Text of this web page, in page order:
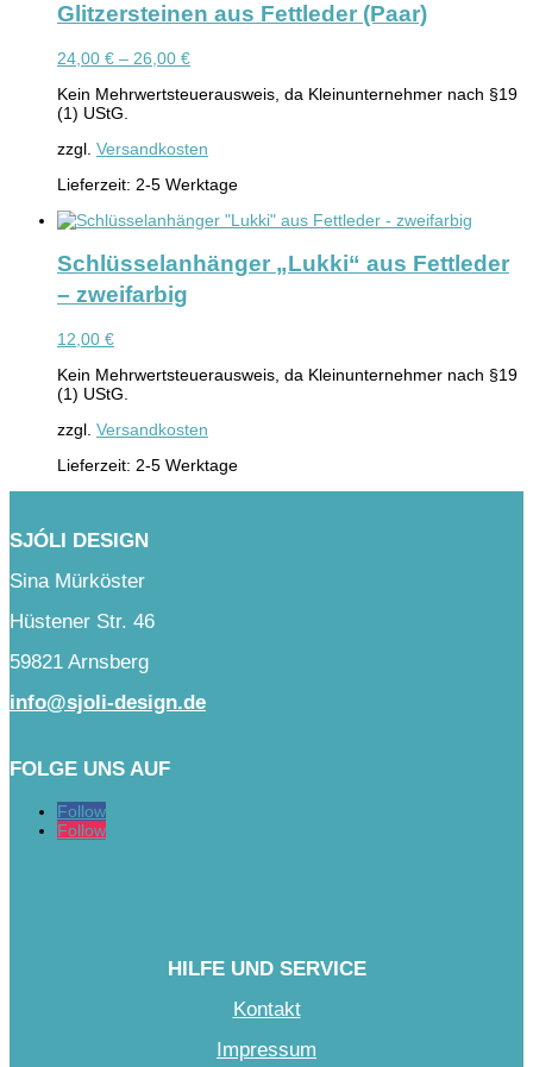
Glitzersteinen aus Fettleder (Paar)
24,00 € – 26,00 €
Kein Mehrwertsteuerausweis, da Kleinunternehmer nach §19
(1) UStG.
zzgl. Versandkosten
Lieferzeit: 2-5 Werktage
Schlüsselanhänger „Lukki“ aus Fettleder
– zweifarbig
12,00 €
Kein Mehrwertsteuerausweis, da Kleinunternehmer nach §19
(1) UStG.
zzgl. Versandkosten
Lieferzeit: 2-5 Werktage
SJÓLI DESIGN
Sina Mürköster
Hüstener Str. 46
59821 Arnsberg
info@sjoli-design.de
FOLGE UNS AUF
Follow
Follow
HILFE UND SERVICE
Kontakt
Impressum